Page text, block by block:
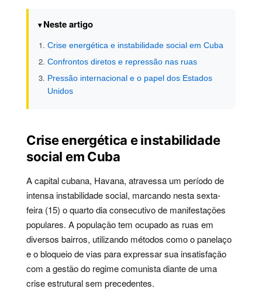
Neste artigo
Crise energética e instabilidade social em Cuba
Confrontos diretos e repressão nas ruas
Pressão internacional e o papel dos Estados
Unidos
Crise energética e instabilidade
social em Cuba
A capital cubana, Havana, atravessa um período de
intensa instabilidade social, marcando nesta sexta-
feira (15) o quarto dia consecutivo de manifestações
populares. A população tem ocupado as ruas em
diversos bairros, utilizando métodos como o panelaço
e o bloqueio de vias para expressar sua insatisfação
com a gestão do regime comunista diante de uma
crise estrutural sem precedentes.